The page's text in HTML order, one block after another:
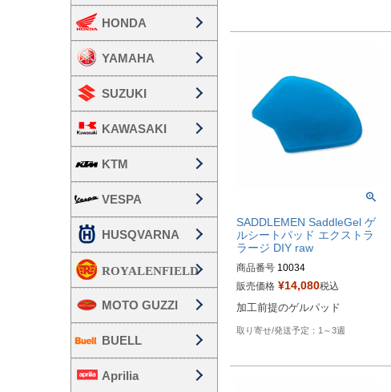
HONDA
YAMAHA
SUZUKI
KAWASAKI
KTM
VESPA
HUSQVARNA
MOTO GUZZI
BUELL
Aprilia
SADDLEMEN SaddleGel ゲ
ルシートパッド エクストラ
ラージ DIY raw
商品番号 10034
販売価格 ¥14,080税込
加工前提のゲルパッド
1～3週